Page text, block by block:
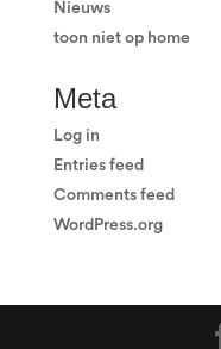
Nieuws
toon niet op home
Meta
Log in
Entries feed
Comments feed
WordPress.org